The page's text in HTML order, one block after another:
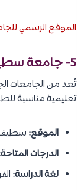
الموقع الرسمي
5- جامعة سطيف:
تُعد من الجامعات
تعليمية مناسبة
الموقع:
الدرجات
لغة الدراسة: